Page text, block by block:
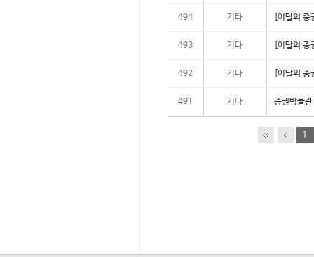
494 기타 [이달의
493 기타 [이달의
492 기타 [이달의
491 기타 증권박물
1